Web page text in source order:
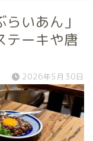
いあん」
テーキや唐
2026年5月30日